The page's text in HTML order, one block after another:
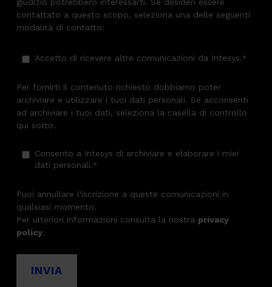
contattato a questo scopo, seleziona una delle seguenti
modalità di contatto:
Accetto di ricevere altre comunicazioni da Intesys.*
Per fornirti il contenuto richiesto dobbiamo poter
archiviare e utilizzare i tuoi dati personali. Se acconsenti
ad archiviare i tuoi dati, seleziona la casella di controllo
qui sotto.
Consento a Intesys di archiviare e elaborare i miei
dati personali.*
Puoi annullare l'iscrizione a queste comunicazioni in
qualsiasi momento.
Per ulteriori informazioni consulta la nostra privacy
policy.